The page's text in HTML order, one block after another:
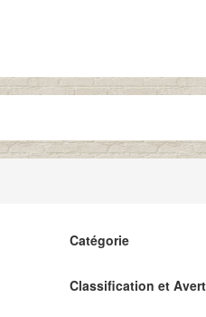
Catégorie
Classification et